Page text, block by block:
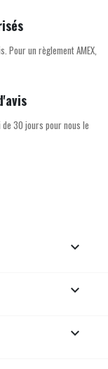
Pour un règlement AMEX,
30 jours pour nous le


